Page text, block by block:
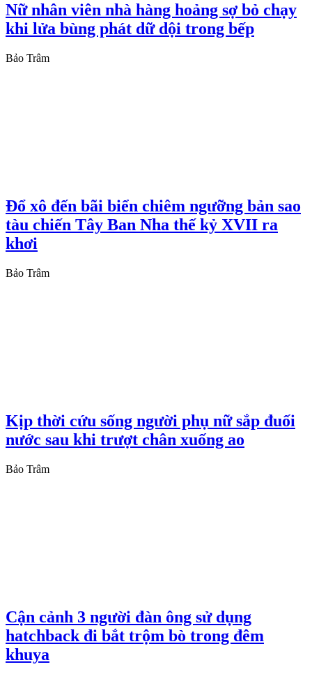
Nữ nhân viên nhà hàng hoảng sợ bỏ chạy
khi lửa bùng phát dữ dội trong bếp
Bảo Trâm
Đổ xô đến bãi biển chiêm ngưỡng bản sao
tàu chiến Tây Ban Nha thế kỷ XVII ra
khơi
Bảo Trâm
Kịp thời cứu sống người phụ nữ sắp đuối
nước sau khi trượt chân xuống ao
Bảo Trâm
Cận cảnh 3 người đàn ông sử dụng
hatchback đi bắt trộm bò trong đêm
khuya